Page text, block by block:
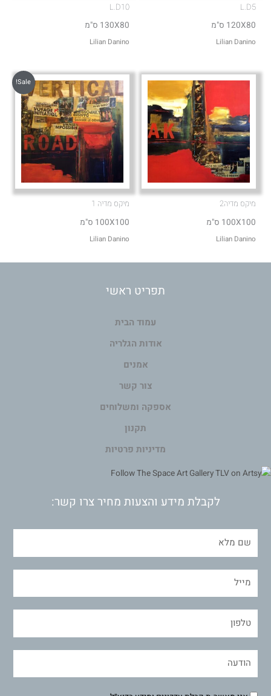
L.D5
120X80 ס"מ
Lilian Danino
L.D10
130X80 ס"מ
Lilian Danino
מיקס מדיה2
100X100 ס"מ
Lilian Danino
Sale!
מיקס מדיה 1
100X100 ס"מ
Lilian Danino
תפריט ראשי
עמוד הבית
אודות הגלריה
אמנים
צור קשר
אספקה ומשלוחים
תקנון
מדיניות פרטיות
לקבלת מידע והצעות מחיר צרו קשר: